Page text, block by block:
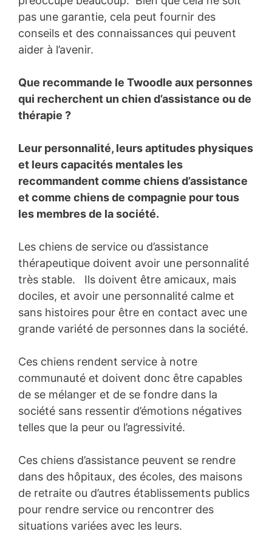
pas une garantie, cela peut fournir des
conseils et des connaissances qui peuvent
aider à l’avenir.
Que recommande le Twoodle aux personnes
qui recherchent un chien d’assistance ou de
thérapie ?
Leur personnalité, leurs aptitudes physiques
et leurs capacités mentales les
recommandent comme chiens d’assistance
et comme chiens de compagnie pour tous
les membres de la société.
Les chiens de service ou d’assistance
thérapeutique doivent avoir une personnalité
très stable. Ils doivent être amicaux, mais
dociles, et avoir une personnalité calme et
sans histoires pour être en contact avec une
grande variété de personnes dans la société.
Ces chiens rendent service à notre
communauté et doivent donc être capables
de se mélanger et de se fondre dans la
société sans ressentir d’émotions négatives
telles que la peur ou l’agressivité.
Ces chiens d’assistance peuvent se rendre
dans des hôpitaux, des écoles, des maisons
de retraite ou d’autres établissements publics
pour rendre service ou rencontrer des
situations variées avec les leurs.